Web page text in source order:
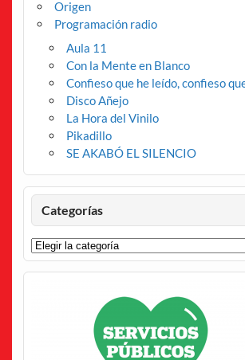
Origen
Programación radio
Aula 11
Con la Mente en Blanco
Confieso que he leído, confieso
Disco Añejo
La Hora del Vinilo
Pikadillo
SE AKABÓ EL SILENCIO
Categorías
Categorías